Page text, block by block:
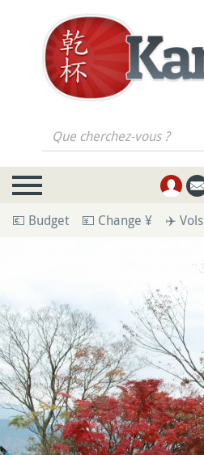
Que cherchez-vous ?
💶 Budget 💴 Change ¥ ✈️ Vols